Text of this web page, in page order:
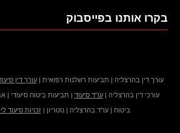
בקרו אותנו בפייסבוק
עורך דין בהרצליה | תביעות רשלנות רפואית |עורך דין
עורכי דין בהרצליה |עו"ד סיעוד | תביעות ביטוח סיעודי |
ביטוח | עו"ד בהרצליה | נוטריון |זכויות סיעוד